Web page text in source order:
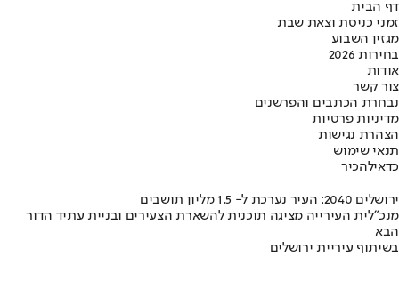
דף הבית
זמני כניסת וצאת שבת
מגזין השבוע
בחירות 2026
אודות
צור קשר
נבחרת הכתבים והפרשנים
מדיניות פרטיות
הצהרת נגישות
תנאי שימוש
כדאילהכיר
ירושלים 2040: העיר נערכת ל- 1.5 מליון תושבים
מנכ"לית העירייה מציגה תוכנית להשארת הצעירים ובניית עתיד הדור
הבא
בשיתוף עיריית ירושלים